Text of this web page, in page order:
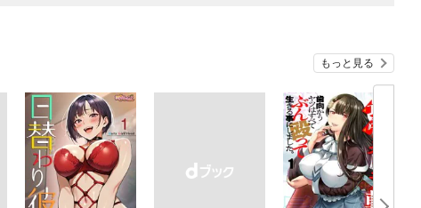
もっと見る